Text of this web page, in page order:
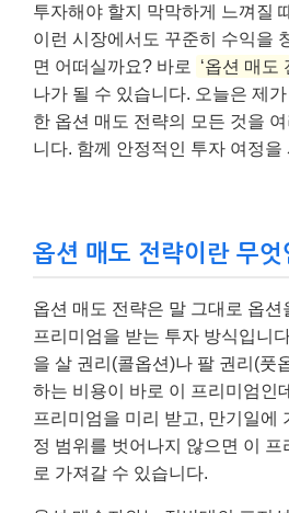
투자해야 할지 막막하게 느껴질
이런 시장에서도 꾸준히 수익을
면 어떠실까요? 바로
‘옵션 매도
나가 될 수 있습니다. 오늘은 제
한 옵션 매도 전략의 모든 것을
니다. 함께 안정적인 투자 여정
옵션 매도 전략이란 무
옵션 매도 전략은 말 그대로 옵션
프리미엄을 받는 투자 방식입니
을 살 권리(콜옵션)나 팔 권리(풋
하는 비용이 바로 이 프리미엄인
프리미엄을 미리 받고, 만기일에
정 범위를 벗어나지 않으면 이 프
로 가져갈 수 있습니다.